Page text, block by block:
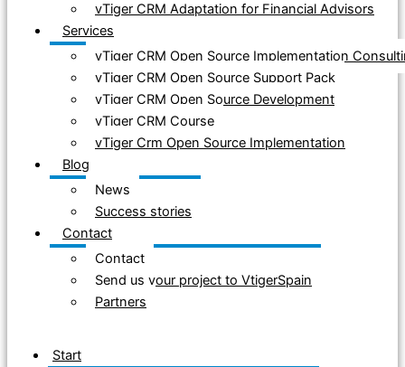
vTiger CRM Adaptation for Financial Advisors
Services
vTiger CRM Open Source Implementation
vTiger CRM Open Source Support Pack
vTiger CRM Open Source Development
vTiger CRM Course
vTiger Crm Open Source Implementation
Blog
News
Success stories
Contact
Contact
Send us your project to VtigerSpain
Partners
Start